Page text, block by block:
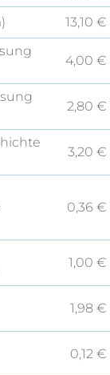
13,10 €
4,00 €
2,80 €
3,20 €
0,36 €
1,00 €
1,98 €
0,12 €